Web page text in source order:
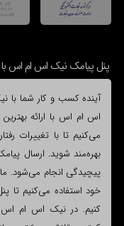
پنل پیامک نیک اس ام اس با 17 سال
آینده کسب و کار شما با
اس ام اس با ارائه
می‌کنیم تا با تغییرات
بهره‌مند شوید. ارسال
پیچیدگی انجام می‌شود.
خود استفاده می‌کنیم تا